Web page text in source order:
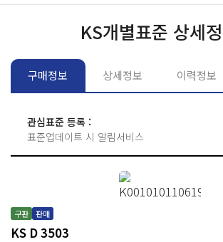
KS개별표준 상세
구매정보 상세정보 이력정보
관심표준 등록 :
표준업데이트 시 알림서비스
구판 판매
KS D 3503